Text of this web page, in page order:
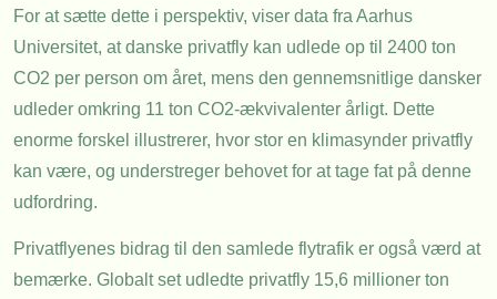
For at sætte dette i perspektiv, viser data fra Aarhus
Universitet, at danske privatfly kan udlede op til 2400 ton
CO2 per person om året, mens den gennemsnitlige dansker
udleder omkring 11 ton CO2-ækvivalenter årligt. Dette
enorme forskel illustrerer, hvor stor en klimasynder privatfly
kan være, og understreger behovet for at tage fat på denne
udfordring.
Privatflyenes bidrag til den samlede flytrafik er også værd at
bemærke. Globalt set udledte privatfly 15,6 millioner ton